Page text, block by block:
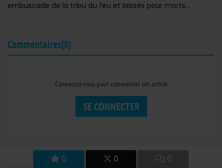
0 0 0
embuscade de la tribu du feu et laissés pour morts...
Commentaires(0)
Connectez-vous pour commenter cet article
SE CONNECTER